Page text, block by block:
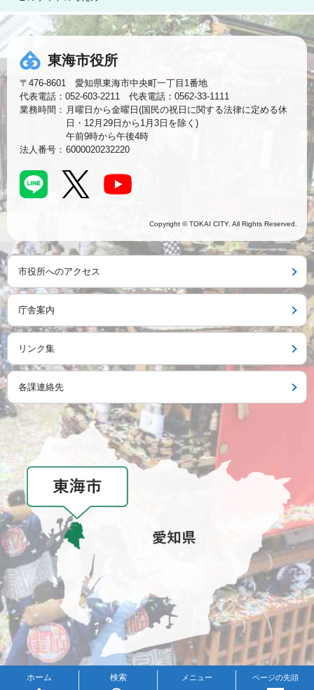
ホーム 検索 メニュー
東海市役所
〒476-8601 愛知県東海市中央町一丁目1番地
代表電話：052-603-2211 代表電話：0562-33-1111
業務時間： 月曜日から金曜日(国民の祝日に関する法律に定める休
日・12月29日から1月3日を除く)
午前9時から午後4時
法人番号： 6000020232220
Copyright © TOKAI CITY. All Rights Reserved.
市役所へのアクセス
庁舎案内
リンク集
各課連絡先